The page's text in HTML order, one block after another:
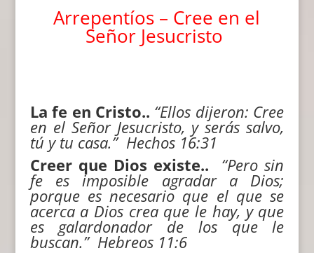
Arrepentíos – Cree en el
Señor Jesucristo
La fe en Cristo.. “Ellos dijeron: Cree
en el Señor Jesucristo, y serás salvo,
tú y tu casa.” Hechos 16:31
Creer que Dios existe..
“Pero sin
fe es imposible agradar a Dios;
porque es necesario que el que se
acerca a Dios crea que le hay, y que
es galardonador de los que le
buscan.” Hebreos 11:6